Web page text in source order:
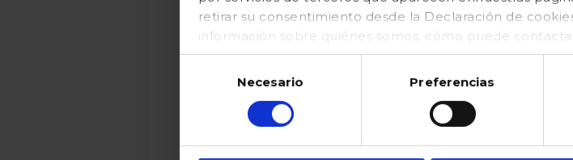
retirar su consentimiento desde la Declaración de
información sobre quiénes somos, cómo puede
en nuestraPolítica de cookies (https://www.gocco.es/
consentimiento
Necesario Preferencias